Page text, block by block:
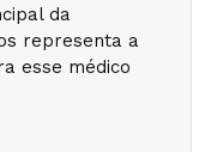
da
representa a
esse médico